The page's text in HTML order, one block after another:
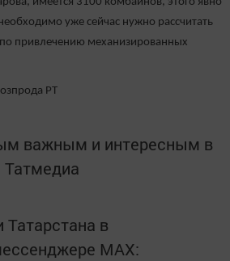
уже сейчас нужно рассчитать
по привлечению механизированных
РТ
важным и интересным в
Татмедиа
Татарстана в
MАХ: